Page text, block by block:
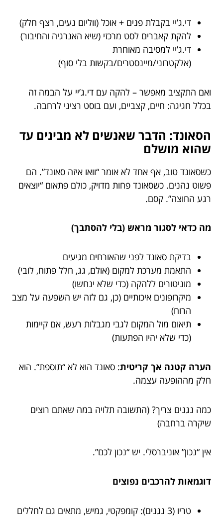
די.ג’יי בקבלת פנים + אוכל (ווליום נעים, רצף חלק)
להקת קאברים לסט מרכזי (שיא האנרגיה והחיבור)
די.ג’יי למסיבה מאוחרת
(אלקטרוני/מיינסטרים/בקשות בלי סוף)
ואם התקציב מאפשר – להקה עם די.ג’יי על הבמה זה
בכלל חגיגה: חיים, קצביים, ועם בוסט רציני לרחבה.
הסאונד: הדבר שאנשים לא מבינים עד
שהוא מושלם
כשסאונד טוב, אף אחד לא אומר “וואו איזה סאונד”. הם
פשוט נהנים. כשסאונד פחות מדויק, כולם פתאום “יוצאים
רגע החוצה”. קסם.
מה כדאי לסגור מראש (בלי להסתבך)
בדיקת סאונד לפני שהאורחים מגיעים
התאמת מערכת למקום (אולם, גג, חלל פתוח, לובי)
מוניטורים ללהקה (כדי שלא ינחשו)
מיקרופונים איכותיים (כן, גם לזה יש השפעה על מצב
הרוח)
תיאום מול המקום לגבי מגבלות רעש, אם קיימות
(כדי שלא יהיו הפתעות)
הערה קטנה אך קריטית: סאונד הוא לא “תוספת”. הוא
חלק מההופעה עצמה.
כמה נגנים צריך? (התשובה תלויה במה שאתם רוצים
שיקרה ברחבה)
אין “נכון” אוניברסלי. יש “נכון לכם”.
דוגמאות להרכבים נפוצים
טריו (3 נגנים): קומפקטי, גמיש, מתאים גם לחללים